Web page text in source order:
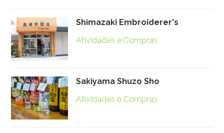
Shimazaki Embroiderer's
Atividades e Compras
Sakiyama Shuzo Sho
Atividades e Compras